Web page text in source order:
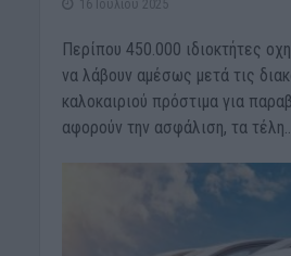
16 Ιουλίου 2025
Περίπου 450.000 ιδιοκτήτες
να λάβουν αμέσως μετά τις
καλοκαιριού πρόστιμα για
αφορούν την ασφάλιση, τα